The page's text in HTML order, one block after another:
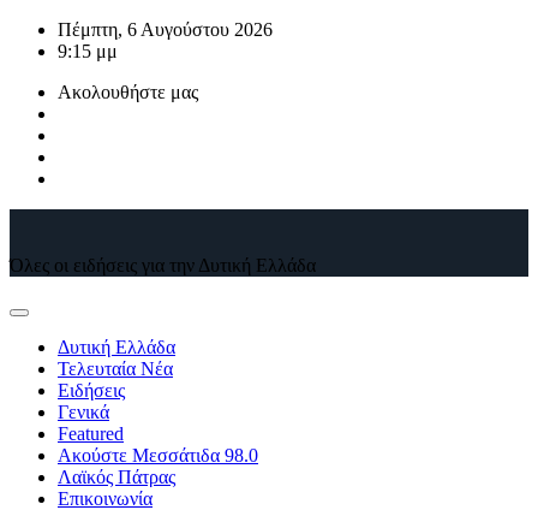
ΜετάβασηΠέμπτη, 6 Αυγούστου 2026
9:15 μμ
Ακολουθήστε μας
Όλες οι ειδήσεις για την Δυτική Ελλάδα
Δυτική Ελλάδα
Τελευταία Νέα
Ειδήσεις
Γενικά
Featured
Ακούστε Μεσσάτιδα 98.0
Λαϊκός Πάτρας
Επικοινωνία